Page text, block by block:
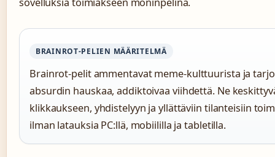
BRAINROT-PELIEN MÄÄRITELMÄ
Brainrot-pelit ammentavat meme-kulttuurista ja
absurdin hauskaa, addiktoivaa viihdettä. Ne
klikkaukseen, yhdistelyyn ja yllättäviin tilanteisiin
ilman latauksia PC:llä, mobiililla ja tabletilla.